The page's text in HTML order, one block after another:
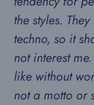
the styles.
techno, so it
not interest
like without
not a motto or